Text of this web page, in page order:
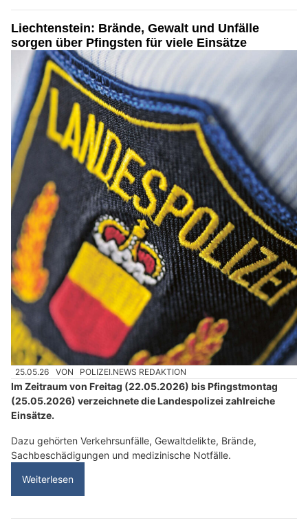
Liechtenstein: Brände, Gewalt und Unfälle
sorgen über Pfingsten für viele Einsätze
25.05.26 VON POLIZEI.NEWS REDAKTION
Im Zeitraum von Freitag (22.05.2026) bis Pfingstmontag
(25.05.2026) verzeichnete die Landespolizei zahlreiche
Einsätze.
Dazu gehörten Verkehrsunfälle, Gewaltdelikte, Brände,
Sachbeschädigungen und medizinische Notfälle.
Weiterlesen